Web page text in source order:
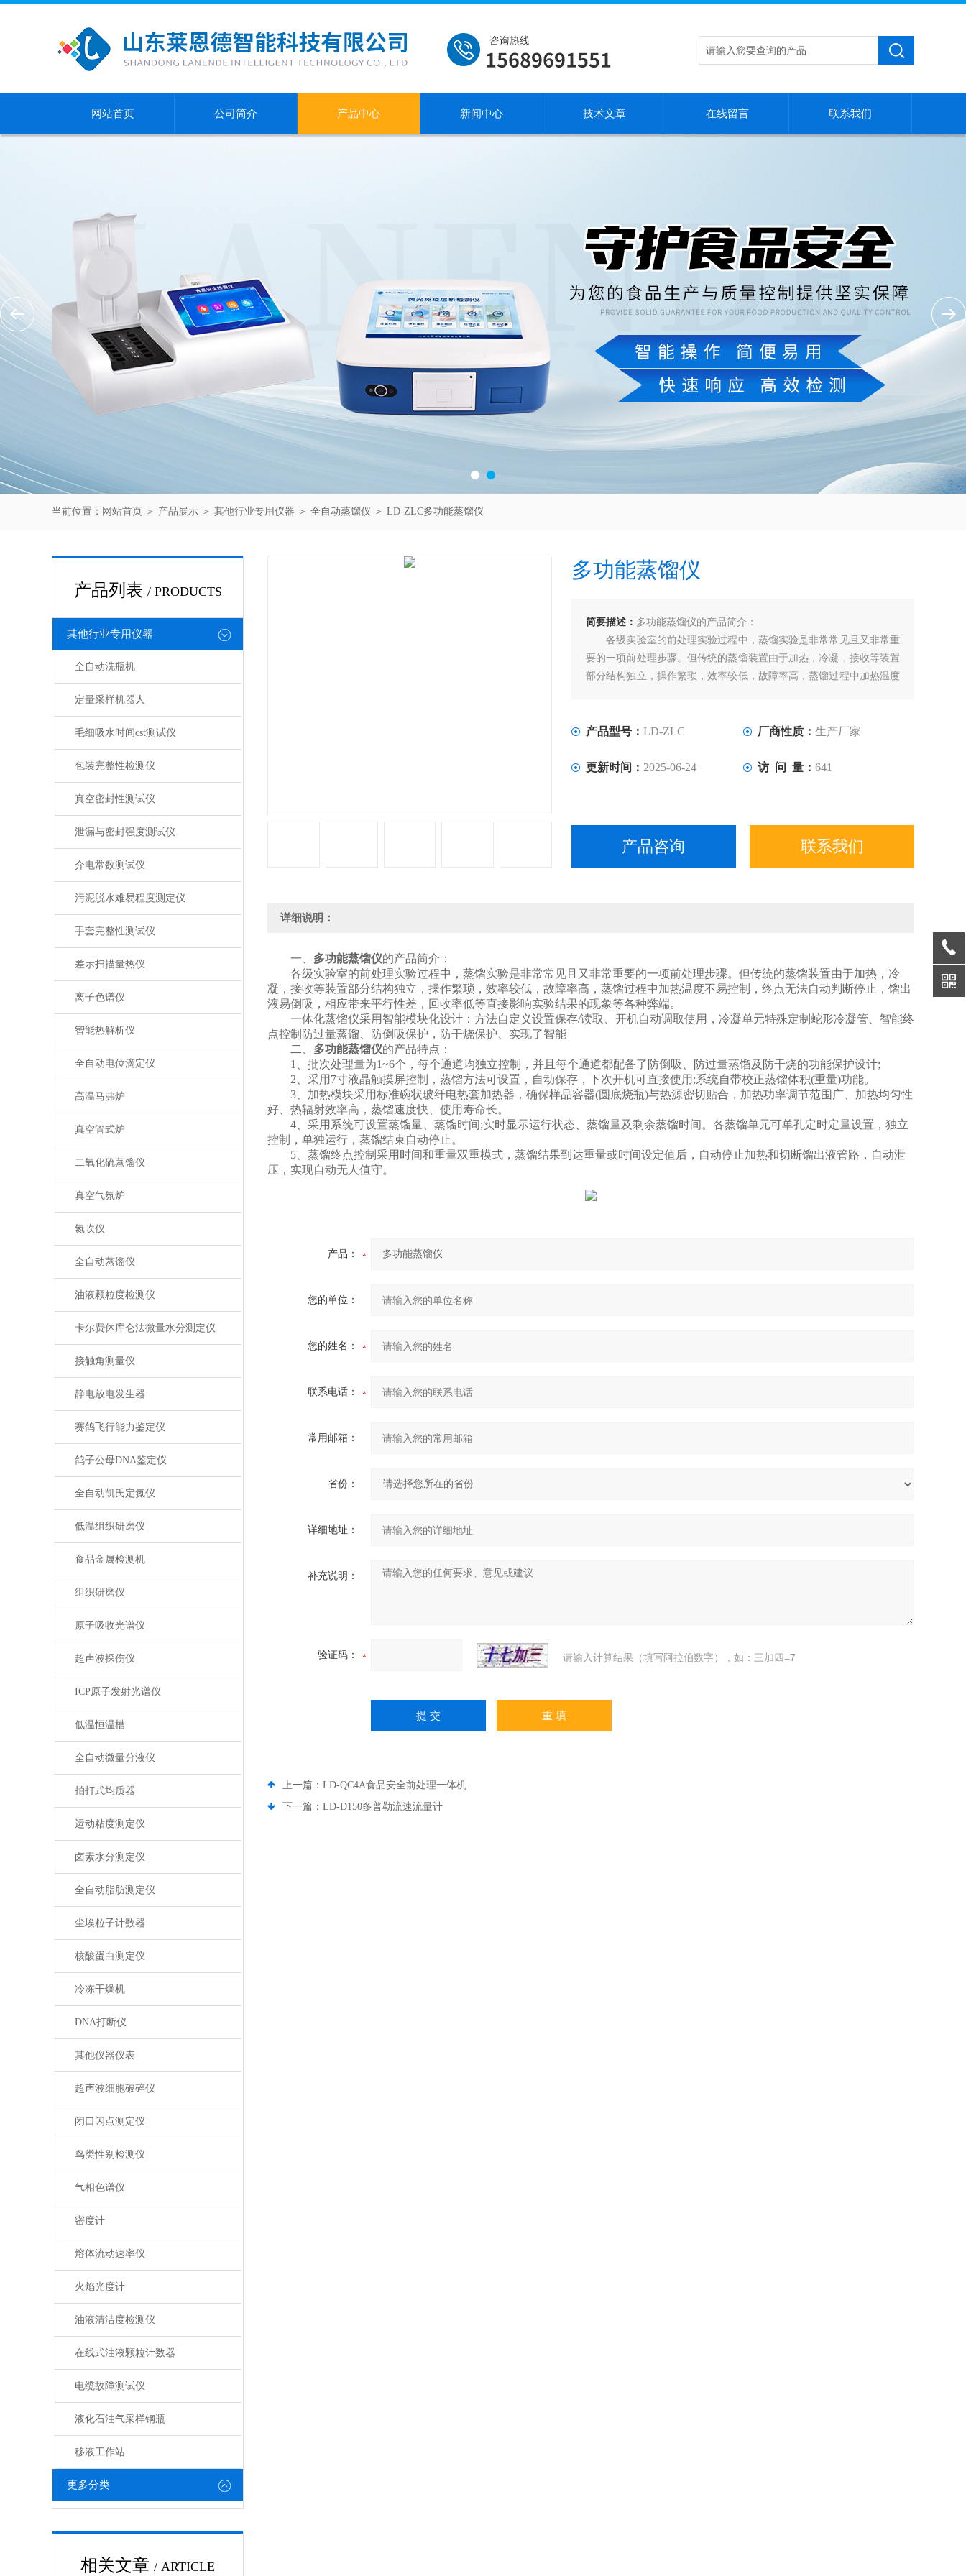
网站首页 公司简介 产品中心 新闻中心 技术文章 在线留言 联系我们
当前位置： 网站首页 ＞ 产品展示 ＞ 其他行业专用仪器 ＞ 全自动蒸馏仪 ＞ LD-ZLC多功能蒸馏仪
产品列表 / PRODUCTS
其他行业专用仪器
全自动洗瓶机
定量采样机器人
毛细吸水时间cst测试仪
包装完整性检测仪
真空密封性测试仪
泄漏与密封强度测试仪
介电常数测试仪
污泥脱水难易程度测定仪
手套完整性测试仪
差示扫描量热仪
离子色谱仪
智能热解析仪
全自动电位滴定仪
高温马弗炉
真空管式炉
二氧化硫蒸馏仪
真空气氛炉
氮吹仪
全自动蒸馏仪
油液颗粒度检测仪
卡尔费休库仑法微量水分测定仪
接触角测量仪
静电放电发生器
赛鸽飞行能力鉴定仪
鸽子公母DNA鉴定仪
全自动凯氏定氮仪
低温组织研磨仪
食品金属检测机
组织研磨仪
原子吸收光谱仪
超声波探伤仪
ICP原子发射光谱仪
低温恒温槽
全自动微量分液仪
拍打式均质器
运动粘度测定仪
卤素水分测定仪
全自动脂肪测定仪
尘埃粒子计数器
核酸蛋白测定仪
冷冻干燥机
DNA打断仪
其他仪器仪表
超声波细胞破碎仪
闭口闪点测定仪
鸟类性别检测仪
气相色谱仪
密度计
熔体流动速率仪
火焰光度计
油液清洁度检测仪
在线式油液颗粒计数器
电缆故障测试仪
液化石油气采样钢瓶
移液工作站
更多分类
相关文章 / ARTICLE
多功能蒸馏仪
简要描述： 多功能蒸馏仪的产品简介：
各级实验室的前处理实验过程中，蒸馏实验是非常常见且又非常重
要的一项前处理步骤。但传统的蒸馏装置由于加热，冷凝，接收等装置
部分结构独立，操作繁琐，效率较低，故障率高，蒸馏过程中加热温度
产品型号： LD-ZLC 厂商性质： 生产厂家
更新时间： 2025-06-24 访 问 量： 641
产品咨询 联系我们
详细说明：
一、 多功能蒸馏仪的产品简介：
各级实验室的前处理实验过程中，蒸馏实验是非常常见且又非常重要的一项前处理步骤。但传统的蒸馏装置由于加热，冷
凝，接收等装置部分结构独立，操作繁琐，效率较低，故障率高，蒸馏过程中加热温度不易控制，终点无法自动判断停止，馏出
液易倒吸，相应带来平行性差，回收率低等直接影响实验结果的现象等各种弊端。
一体化蒸馏仪采用智能模块化设计：方法自定义设置保存/读取、开机自动调取使用，冷凝单元特殊定制蛇形冷凝管、智能终
点控制防过量蒸馏、防倒吸保护，防干烧保护、实现了智能
二、 多功能蒸馏仪的产品特点：
1、批次处理量为1~6个，每个通道均独立控制，并且每个通道都配备了防倒吸、防过量蒸馏及防干烧的功能保护设计;
2、采用7寸液晶触摸屏控制，蒸馏方法可设置，自动保存，下次开机可直接使用;系统自带校正蒸馏体积(重量)功能。
3、加热模块采用标准碗状玻纤电热套加热器，确保样品容器(圆底烧瓶)与热源密切贴合，加热功率调节范围广、加热均匀性
好、热辐射效率高，蒸馏速度快、使用寿命长。
4、采用系统可设置蒸馏量、蒸馏时间;实时显示运行状态、蒸馏量及剩余蒸馏时间。各蒸馏单元可单孔定时定量设置，独立
控制，单独运行，蒸馏结束自动停止。
5、蒸馏终点控制采用时间和重量双重模式，蒸馏结果到达重量或时间设定值后，自动停止加热和切断馏出液管路，自动泄
压，实现自动无人值守。
产品：
您的单位：
您的姓名：
联系电话：
常用邮箱：
省份：
详细地址：
补充说明：
验证码： 请输入计算结果（填写阿拉伯数字），如：三加四=7
上一篇： LD-QC4A食品安全前处理一体机
下一篇： LD-D150多普勒流速流量计